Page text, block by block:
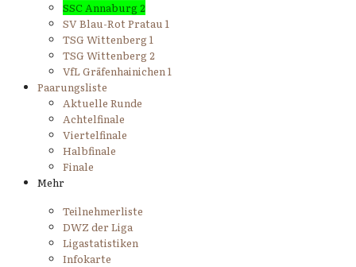
SSC Annaburg 2
SV Blau-Rot Pratau 1
TSG Wittenberg 1
TSG Wittenberg 2
VfL Gräfenhainichen 1
Paarungsliste
Aktuelle Runde
Achtelfinale
Viertelfinale
Halbfinale
Finale
Mehr
Teilnehmerliste
DWZ der Liga
Ligastatistiken
Infokarte